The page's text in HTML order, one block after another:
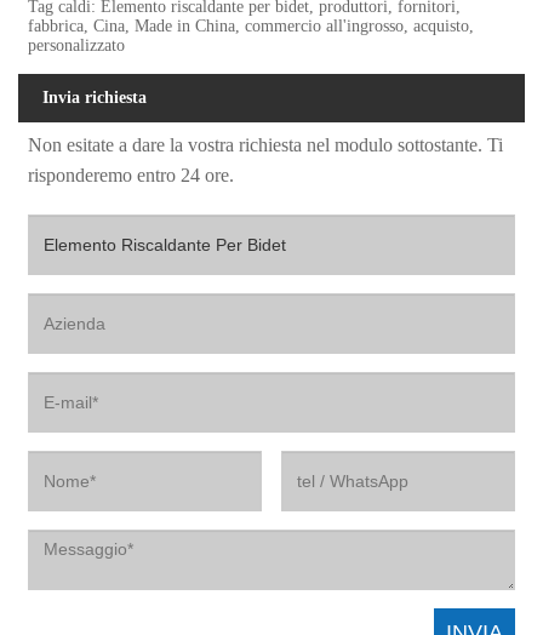
Tag caldi: Elemento riscaldante per bidet, produttori, fornitori,
fabbrica, Cina, Made in China, commercio all'ingrosso, acquisto,
personalizzato
Invia richiesta
Non esitate a dare la vostra richiesta nel modulo sottostante. Ti
risponderemo entro 24 ore.